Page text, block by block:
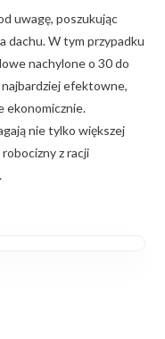
uwagę, poszukując
dachu. W tym przypadku
nachylone o 30 do
efektowne,
ekonomicznie.
nie tylko większej
z racji